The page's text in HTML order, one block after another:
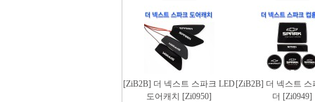
[ZiB2B] 더 넥스트 스파크 LED
도어캐치 [Zi0950]
[ZiB2B] 더 넥스트 스
더 [Zi0949]